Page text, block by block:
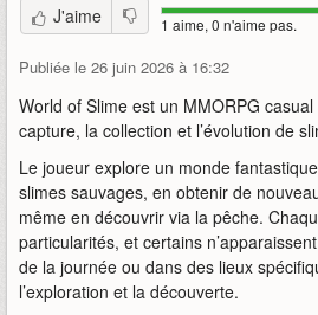
J'aime 1 aime, 0 n'aime pas.
Publiée le 26 juin 2026 à 16:32
World of Slime est un MMORPG
capture, la collection et l’évolution de
Le joueur explore un monde
slimes sauvages, en obtenir de
même en découvrir via la pêche.
particularités, et certains
de la journée ou dans des lieux
l’exploration et la découverte.